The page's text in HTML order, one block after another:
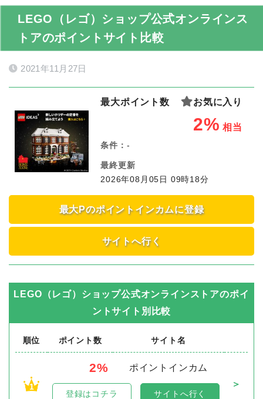
LEGO（レゴ）ショップ公式オンラインス
トアのポイントサイト比較
2021年11月27日
最大ポイント数 お気に入り
2% 相当
条件： -
最終更新
2026年08月05日 09時18分
最大Pのポイントインカムに登録
サイトへ行く
LEGO（レゴ）ショップ公式オンラインストアのポイ
ントサイト別比較
順位 ポイント数 サイト名
1
2%
ポイントインカム
＞
登録はコチラ サイトへ行く